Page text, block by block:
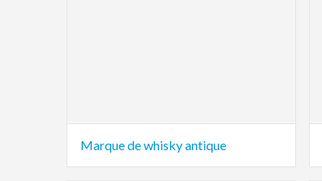
Marque de whisky antique